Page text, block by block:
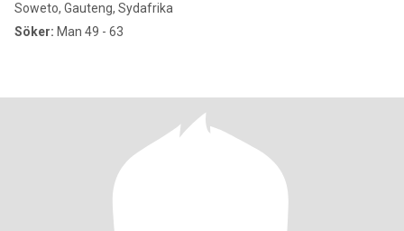
Soweto, Gauteng, Sydafrika
Söker: Man 49 - 63